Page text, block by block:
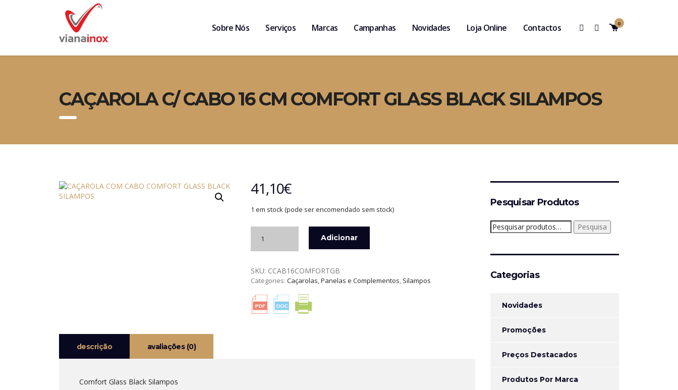
0
Sobre Nós Serviços Marcas Campanhas Novidades Loja Online Contactos
CAÇAROLA C/ CABO 16 CM COMFORT GLASS BLACK SILAMPOS
41,10€
1 em stock (pode ser encomendado sem stock)
CAÇAROLA
CABO
16
COMFORT
GLASS
Adicionar
SKU: CCAB16COMFORTGB
Categories: Caçarolas, Panelas e Complementos, Silampos
descrição avaliações (0)
Comfort Glass Black Silampos
Pesquisar Produtos
Pesquisar
por:
Pesquisa
Categorias
Novidades
Promoções
Preços Destacados
Produtos Por Marca